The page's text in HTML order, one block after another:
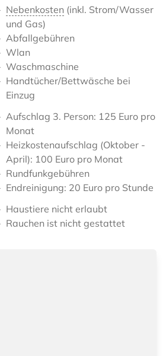
Nebenkosten (inkl. Strom/Wasser
und Gas)
Abfallgebühren
Wlan
Waschmaschine
Handtücher/Bettwäsche bei
Einzug
Aufschlag 3. Person: 125 Euro pro
Monat
Heizkostenaufschlag (Oktober -
April): 100 Euro pro Monat
Rundfunkgebühren
Endreinigung: 20 Euro pro Stunde
Haustiere nicht erlaubt
Rauchen ist nicht gestattet